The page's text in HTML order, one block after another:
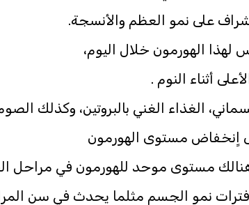
على نمو العظم والأنسجة.
لهذا الهورمون خلال اليوم،
أثناء النوم .
الغذاء الغني بالبروتين، وكذلك
اٍنخفاض مستوى الهورمون
مستوى موحد للهورمون في مراحل
نمو الجسم مثلما يحدث في سن